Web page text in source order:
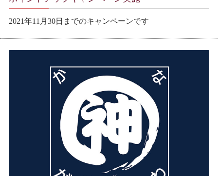
2021年11月30日までのキャンペーンです